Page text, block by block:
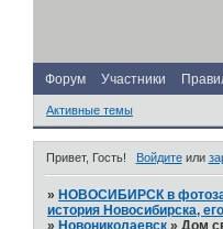
Форум Участники
Активные темы
Привет, Гость! Войдитеили
» НОВОСИБИРСК в
история Новосибирска,